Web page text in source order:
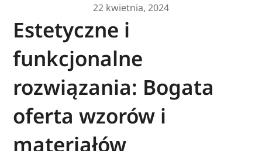
22 kwietnia, 2024
Estetyczne i
funkcjonalne
rozwiązania: Bogata
oferta wzorów i
materiałów